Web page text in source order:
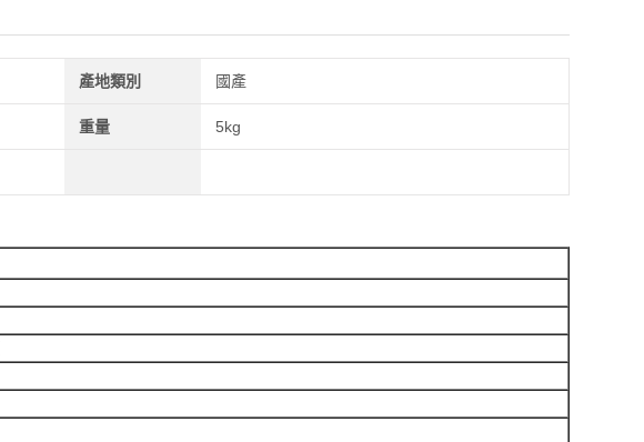
產地類別 國產
重量 5kg